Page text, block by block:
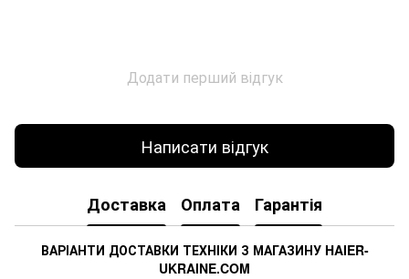
Додати перший відгук
Написати відгук
Доставка Оплата Гарантія
ВАРІАНТИ ДОСТАВКИ ТЕХНІКИ З МАГАЗИНУ HAIER-
UKRAINE.COM